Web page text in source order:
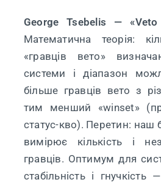
George Tsebelis —
Математична теорія:
«гравців вето»
системи і діапазон
більше гравців вето з
тим менший «winset»
статус-кво). Перетин: наш
вимірює кількість і
гравців. Оптимум для
стабільність і